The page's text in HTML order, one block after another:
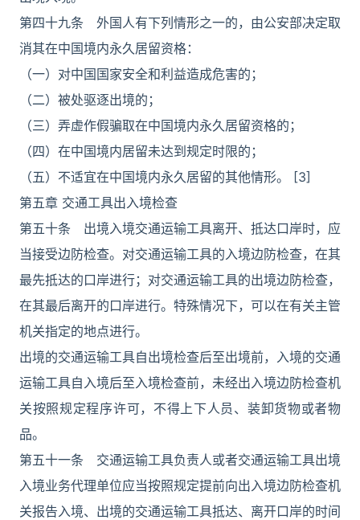
第四十九条 外国人有下列情形之一的，由公安部决定取
消其在中国境内永久居留资格：
（一）对中国国家安全和利益造成危害的；
（二）被处驱逐出境的；
（三）弄虚作假骗取在中国境内永久居留资格的；
（四）在中国境内居留未达到规定时限的；
（五）不适宜在中国境内永久居留的其他情形。 [3]
第五章 交通工具出入境检查
第五十条 出境入境交通运输工具离开、抵达口岸时，应
当接受边防检查。对交通运输工具的入境边防检查，在其
最先抵达的口岸进行；对交通运输工具的出境边防检查，
在其最后离开的口岸进行。特殊情况下，可以在有关主管
机关指定的地点进行。
出境的交通运输工具自出境检查后至出境前，入境的交通
运输工具自入境后至入境检查前，未经出入境边防检查机
关按照规定程序许可，不得上下人员、装卸货物或者物
品。
第五十一条 交通运输工具负责人或者交通运输工具出境
入境业务代理单位应当按照规定提前向出入境边防检查机
关报告入境、出境的交通运输工具抵达、离开口岸的时间